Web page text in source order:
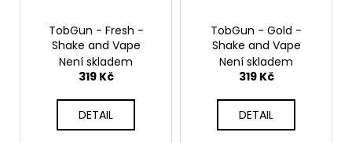
TobGun - Fresh -
Shake and Vape
Není skladem
319 Kč
DETAIL
TobGun - Gold -
Shake and Vape
Není skladem
319 Kč
DETAIL